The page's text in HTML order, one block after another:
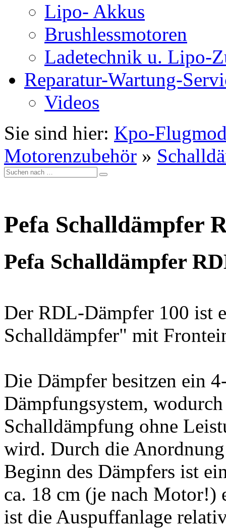
Lipo- Akkus
Brushlessmotoren
Ladetechnik u. Lipo-
Reparatur-Wartung-
Videos
Sie sind hier: Kpo-
Motorenzubehör »
Pefa Schalldämpfer
Pefa Schalldämpfer
Der RDL-Dämpfer 100 ist
Schalldämpfer" mit
Die Dämpfer besitzen ein
Dämpfungsystem,
Schalldämpfung ohne
wird. Durch die
Beginn des Dämpfers ist
ca. 18 cm (je nach Motor!)
ist die Auspuffanlage